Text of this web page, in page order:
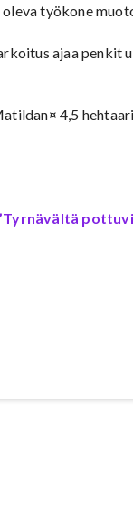
työkone
ajaa penkit
4,5